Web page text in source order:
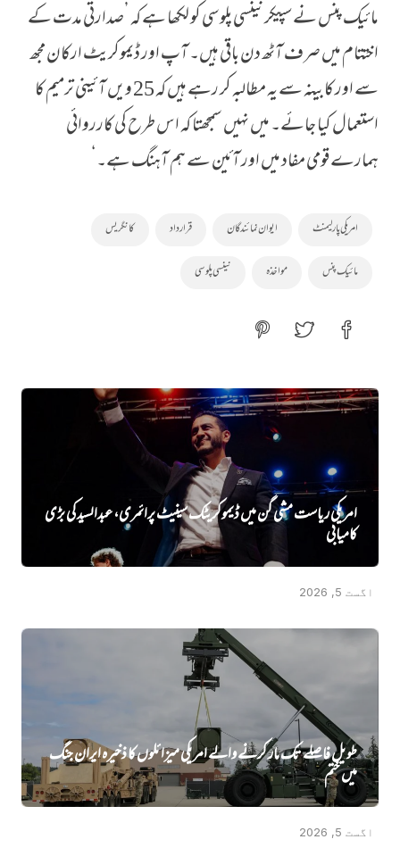
مائیک پنس نے سپیکر نینسی پلوسی کو لکھا ہے کہ ’صدارتی مدت کے
اختتام میں صرف آٹھ دن باقی ہیں۔ آپ اور ڈیموکریٹ ارکان مجھ
سے اور کابینہ سے یہ مطالبہ کر رہے ہیں کہ25ویں آئینی ترمیم کا
استعمال کیا جائے۔ میں نہیں سمجھتا کہ اس طرح کی کارروائی
ہمارے قومی مفاد میں اور آئین سے ہم آہنگ ہے۔‘
امریکی پارلیمنٹ ایوان نمائندگان قرارداد
کانگریس
مائیک پنس
مواخذہ نینسی پلوسی
امریکی ریاست مشی گن میں ڈیموکریٹک سینیٹ پرائمری، عبدالسید کی بڑی
کامیابی
اگست 5, 2026
طویل فاصلے تک مار کرنے والے امریکی میزائلوں کا ذخیرہ ایران جنگ
میں‌ ختم
اگست 5, 2026